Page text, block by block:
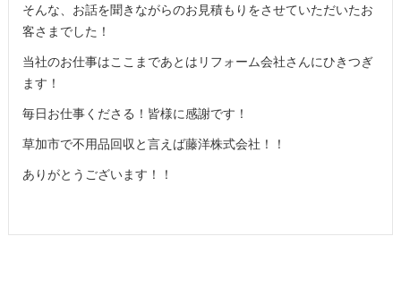
そんな、お話を聞きながらのお見積もりをさせていただいたお
客さまでした！
当社のお仕事はここまであとはリフォーム会社さんにひきつぎ
ます！
毎日お仕事くださる！皆様に感謝です！
草加市で不用品回収と言えば藤洋株式会社！！
ありがとうございます！！